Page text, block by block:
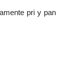
pri y pan